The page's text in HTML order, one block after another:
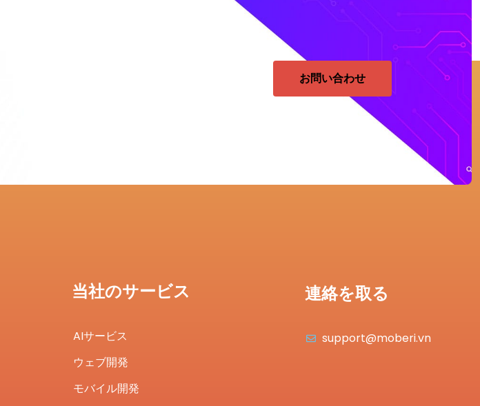
お問い合わせ
当社のサービス
AIサービス
ウェブ開発
モバイル開発
連絡を取る
support@moberi.vn